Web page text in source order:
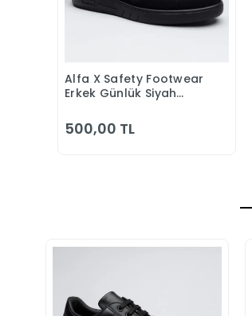
Sepete Ekle
Alfa X Safety Footwear
Erkek Günlük Siyah
500,00 TL